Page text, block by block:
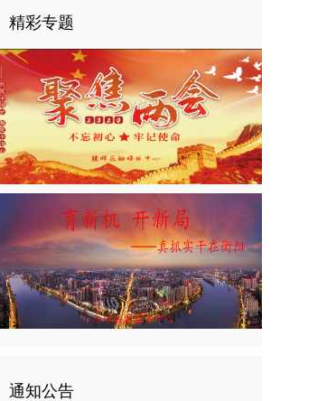
精彩专题
通知公告